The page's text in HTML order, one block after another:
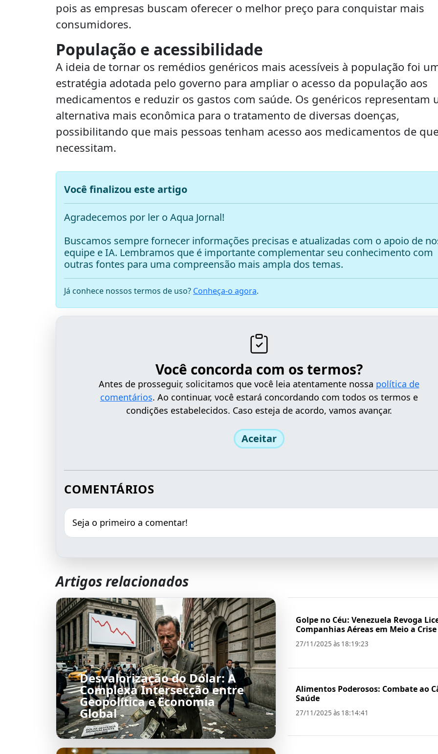
pois as empresas buscam oferecer o melhor preço para conquistar mais
consumidores.
População e acessibilidade
A ideia de tornar os remédios genéricos mais acessíveis à população foi
estratégia adotada pelo governo para ampliar o acesso da população aos
medicamentos e reduzir os gastos com saúde. Os genéricos representam
alternativa mais econômica para o tratamento de diversas doenças,
possibilitando que mais pessoas tenham acesso aos medicamentos de
necessitam.
Você finalizou este artigo
Agradecemos por ler o Aqua Jornal!
Buscamos sempre fornecer informações precisas e atualizadas com o apoio de
equipe e IA. Lembramos que é importante complementar seu conhecimento com
outras fontes para uma compreensão mais ampla dos temas.
Já conhece nossos termos de uso? Conheça-o agora.
Você concorda com os termos?
Antes de prosseguir, solicitamos que você leia atentamente nossa política de
comentários. Ao continuar, você estará concordando com todos os termos e
condições estabelecidos. Caso esteja de acordo, vamos avançar.
Aceitar
COMENTÁRIOS
Seja o primeiro a comentar!
Artigos relacionados
Desvalorização do Dólar: A
Complexa Intersecção entre
Geopolítica e Economia
Global
Golpe no Céu: Venezuela Revoga
Companhias Aéreas em Meio a Crise
27/11/2025 às 18:19:23
Alimentos Poderosos: Combate ao
Saúde
27/11/2025 às 18:14:41